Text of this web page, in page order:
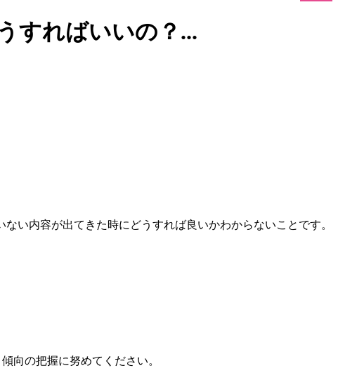
すればいいの？...
い内容が出てきた時にどうすれば良いかわからないことです。
向の把握に努めてください。